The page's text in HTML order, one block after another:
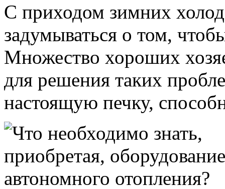
С приходом зимних
задумываться о том,
Множество хороших
для решения таких
настоящую печку,